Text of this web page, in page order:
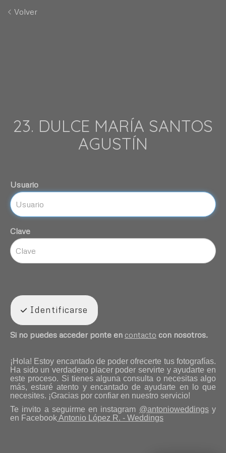
Volver
23. DULCE MARÍA SANTOS
AGUSTÍN
Usuario
Clave
Identificarse
Si no puedes acceder ponte en contacto con nosotros.
¡Hola! Estoy encantado de poder ofrecerte tus fotografías.
Ha sido un verdadero placer poder servirte y ayudarte en
este proceso. Si tienes alguna consulta o necesitas algo
más, estaré atento y encantado de ayudarte en lo que
necesites. ¡Gracias por confiar en nuestro servicio!
Te invito a seguirme en instagram @antonioweddingsy
en FacebookAntonio López R. - Weddings